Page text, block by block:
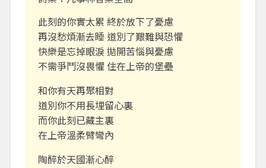
此刻的你實太累 終於放下了憂慮
再沒愁煩漸去睡 道別了艱難與恐懼
快樂是忘掉眼淚 拋開苦惱與憂慮
不需爭鬥沒畏懼 住在上帝的堡壘
和你有天再聚相對
道別你不用長埋留心裏
而你此刻已藏主裏
在上帝溫柔臂彎內
陶醉於天國漸心醉